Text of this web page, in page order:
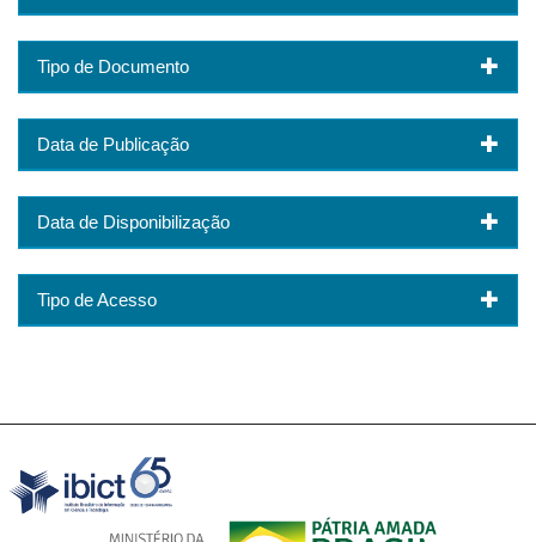
Tipo de Documento
Data de Publicação
Data de Disponibilização
Tipo de Acesso